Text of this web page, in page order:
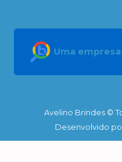
Uma
Avelino Brindes ©
Desenvolvido